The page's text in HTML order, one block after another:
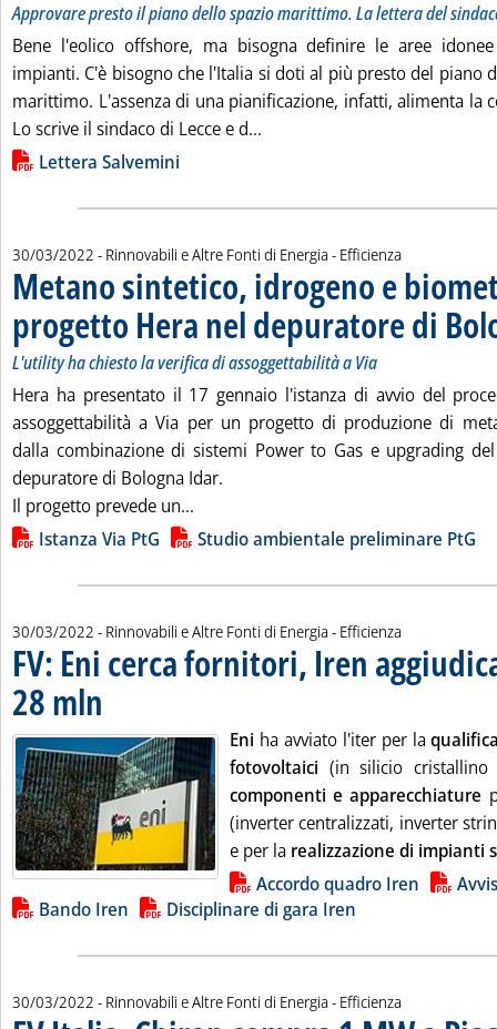
Approvare presto il piano dello spazio marittimo. La lettera del
Bene l'eolico offshore, ma bisogna definire le aree
impianti. C'è bisogno che l'Italia si doti al più presto del piano
marittimo. L'assenza di una pianificazione, infatti, alimenta la
Lo scrive il sindaco di Lecce e d...
Lista allegati PDF alla notizia
Lettera Salvemini
30/03/2022 - Rinnovabili e Altre Fonti di Energia - Efficienza
Metano sintetico, idrogeno e
progetto Hera nel depuratore di
L'utility ha chiesto la verifica di assoggettabilità a Via
Hera ha presentato il 17 gennaio l'istanza di avvio del
assoggettabilità a Via per un progetto di produzione di
dalla combinazione di sistemi Power to Gas e upgrading
depuratore di Bologna Idar.
Il progetto prevede un...
Lista allegati PDF alla notizia
Istanza Via PtG Studio ambientale preliminare PtG
30/03/2022 - Rinnovabili e Altre Fonti di Energia - Efficienza
FV: Eni cerca fornitori, Iren
28 mln
Eni ha avviato l'iter per la
fotovoltaici (in silicio
componenti e apparecchiature
(inverter centralizzati, inverter
e per la realizzazione di impianti
Lista allegati PDF alla notiziaAccordo quadro Iren
Bando Iren
Disciplinare di gara Iren
30/03/2022 - Rinnovabili e Altre Fonti di Energia - Efficienza